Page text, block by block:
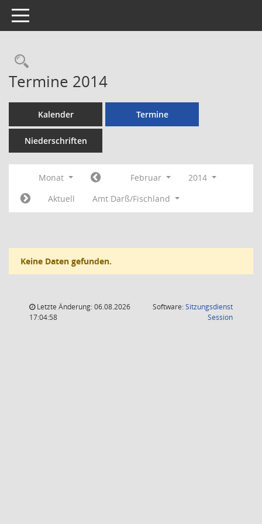
Toggle navigation
Rechercheauswahl
Termine 2014
Kalender Termine
Niederschriften
Monat Februar
2014
Aktuell
Amt Darß/Fischland
Keine Daten gefunden.
Letzte Änderung: 06.08.2026
17:04:58
Software:Sitzungsdienst
Session(Wird in